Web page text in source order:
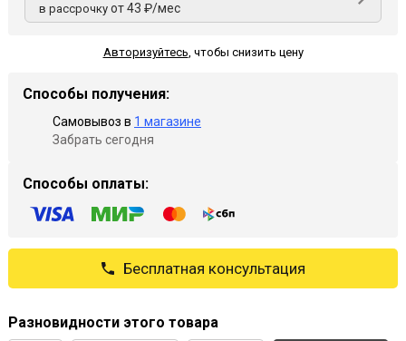
в рассрочку от 43 ₽/мес
Авторизуйтесь, чтобы снизить цену
Способы получения:
Самовывоз в 1 магазине
Забрать сегодня
Способы оплаты:
Бесплатная консультация
Разновидности этого товара